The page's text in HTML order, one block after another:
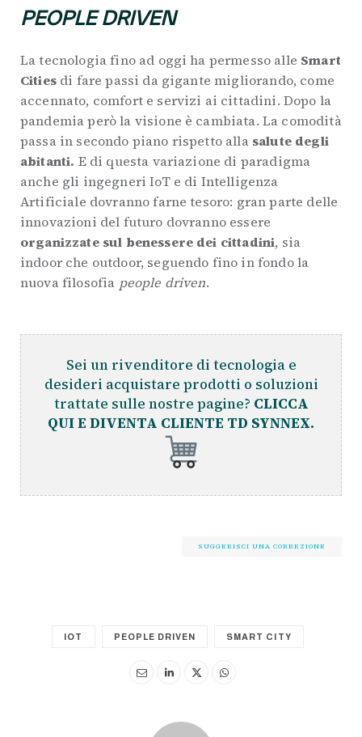
PEOPLE DRIVEN
La tecnologia fino ad oggi ha permesso alle Smart
Citiesdi fare passi da gigante migliorando, come
accennato, comfort e servizi ai cittadini. Dopo la
pandemia però la visione è cambiata. La comodità
passa in secondo piano rispetto alla salute degli
abitanti. E di questa variazione di paradigma
anche gli ingegneri IoT e di Intelligenza
Artificiale dovranno farne tesoro: gran parte delle
innovazioni del futuro dovranno essere
organizzate sul benessere dei cittadini, sia
indoor che outdoor, seguendo fino in fondo la
nuova filosofia people driven.
Sei un rivenditore di tecnologia e
desideri acquistare prodotti o soluzioni
trattate sulle nostre pagine? CLICCA
QUI E DIVENTA CLIENTE TD SYNNEX.
SUGGERISCI UNA CORREZIONE
IOT PEOPLE DRIVEN SMART CITY